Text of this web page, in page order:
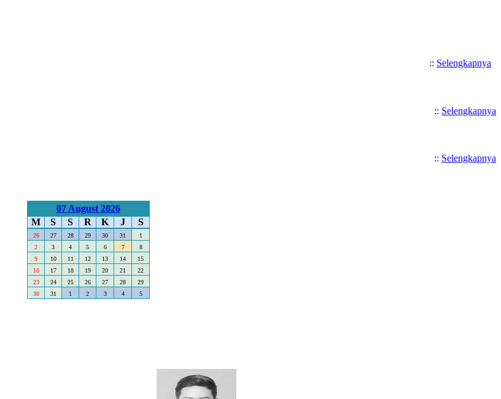
:: Selengkapnya
:: Selengkapnya
:: Selengkapnya
07 August 2026
M
S S R K J S
26 27 28 29 30 31
1
2
3 4 5 6 7
8
9
10 11 12 13 14
15
16
17 18 19 20 21
22
23
24 25 26 27 28
29
30
31 1 2 3 4 5